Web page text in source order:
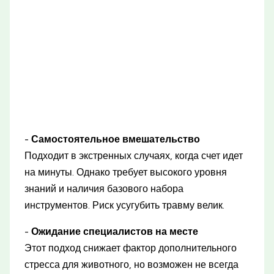
-Самостоятельное вмешательство
Подходит в экстренных случаях, когда счет идет
на минуты. Однако требует высокого уровня
знаний и наличия базового набора
инструментов. Риск усугубить травму велик.
-Ожидание специалистов на месте
Этот подход снижает фактор дополнительного
стресса для животного, но возможен не всегда